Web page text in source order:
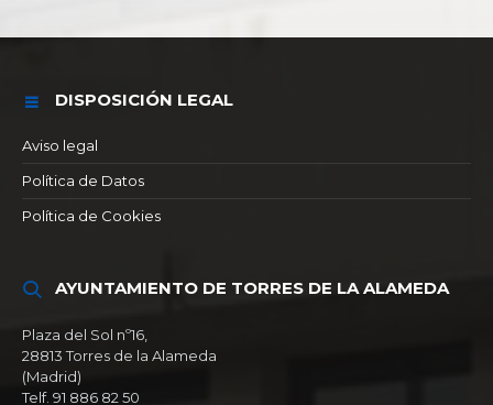
DISPOSICIÓN LEGAL
Aviso legal
Política de Datos
Política de Cookies
AYUNTAMIENTO DE TORRES DE LA ALAMEDA
Plaza del Sol nº16,
28813 Torres de la Alameda
(Madrid)
Telf. 91 886 82 50